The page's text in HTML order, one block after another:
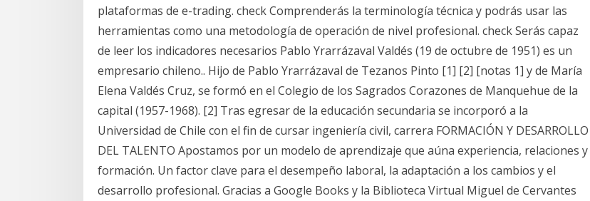
plataformas de e-trading. check Comprenderás la terminología técnica y podrás usar las
herramientas como una metodología de operación de nivel profesional. check Serás capaz
de leer los indicadores necesarios Pablo Yrarrázaval Valdés (19 de octubre de 1951) es un
empresario chileno.. Hijo de Pablo Yrarrázaval de Tezanos Pinto [1] [2] [notas 1] y de María
Elena Valdés Cruz, se formó en el Colegio de los Sagrados Corazones de Manquehue de la
capital (1957-1968). [2] Tras egresar de la educación secundaria se incorporó a la
Universidad de Chile con el fin de cursar ingeniería civil, carrera FORMACIÓN Y DESARROLLO
DEL TALENTO Apostamos por un modelo de aprendizaje que aúna experiencia, relaciones y
formación. Un factor clave para el desempeño laboral, la adaptación a los cambios y el
desarrollo profesional. Gracias a Google Books y la Biblioteca Virtual Miguel de Cervantes